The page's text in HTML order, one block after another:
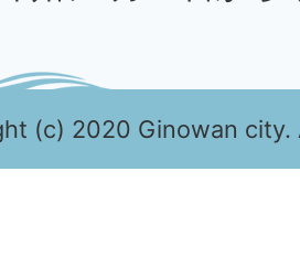
(c) 2020 Ginowan city.